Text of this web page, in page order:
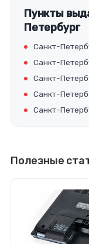
Пункты
Петербург
Санкт-
Санкт-
Санкт-
Санкт-
Санкт-
Полезные